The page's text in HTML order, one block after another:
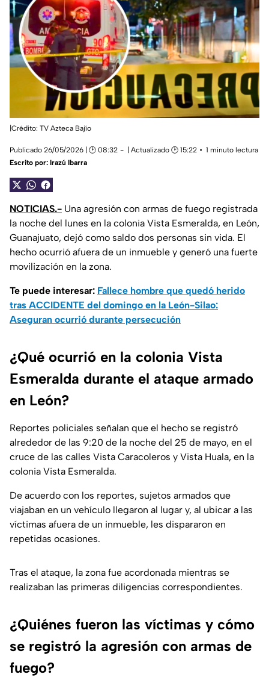
|Crédito: TV Azteca Bajío
Publicado 26/05/2026 | 🕑 08:32 | Actualizado 🕑 15:22
1 minuto lectura
Escrito por: Irazú Ibarra
NOTICIAS.- Una agresión con armas de fuego registrada
la noche del lunes en la colonia Vista Esmeralda, en León,
Guanajuato, dejó como saldo dos personas sin vida. El
hecho ocurrió afuera de un inmueble y generó una fuerte
movilización en la zona.
Te puede interesar: Fallece hombre que quedó herido
tras ACCIDENTE del domingo en la León-Silao:
Aseguran ocurrió durante persecución
¿Qué ocurrió en la colonia Vista
Esmeralda durante el ataque armado
en León?
Reportes policiales señalan que el hecho se registró
alrededor de las 9:20 de la noche del 25 de mayo, en el
cruce de las calles Vista Caracoleros y Vista Huala, en la
colonia Vista Esmeralda.
De acuerdo con los reportes, sujetos armados que
viajaban en un vehículo llegaron al lugar y, al ubicar a las
víctimas afuera de un inmueble, les dispararon en
repetidas ocasiones.
Tras el ataque, la zona fue acordonada mientras se
realizaban las primeras diligencias correspondientes.
¿Quiénes fueron las víctimas y cómo
se registró la agresión con armas de
fuego?